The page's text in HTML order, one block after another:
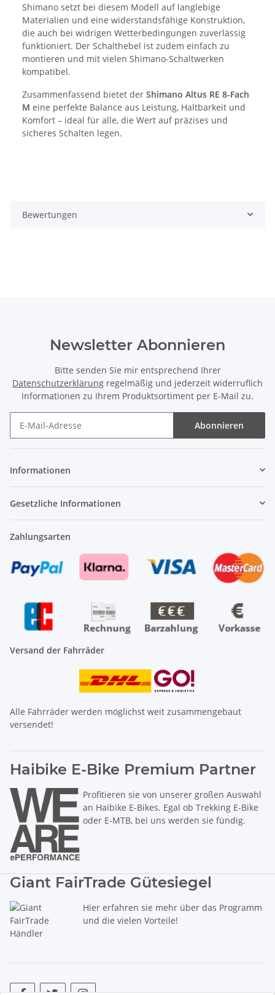
Shimano setzt bei diesem Modell auf langlebige
Materialien und eine widerstandsfähige Konstruktion,
die auch bei widrigen Wetterbedingungen zuverlässig
funktioniert. Der Schalthebel ist zudem einfach zu
montieren und mit vielen Shimano-Schaltwerken
kompatibel.
Zusammenfassend bietet der Shimano Altus RE 8-Fach
M eine perfekte Balance aus Leistung, Haltbarkeit und
Komfort – ideal für alle, die Wert auf präzises und
sicheres Schalten legen.
Bewertungen
Newsletter Abonnieren
Bitte senden Sie mir entsprechend Ihrer
Datenschutzerklärung regelmäßig und jederzeit widerruflich
Informationen zu Ihrem Produktsortiment per E-Mail zu.
Abonnieren
Informationen
Gesetzliche Informationen
Zahlungsarten
Versand der Fahrräder
Alle Fahrräder werden möglichst weit zusammengebaut
versendet!
Haibike E-Bike Premium Partner
Profitieren sie von unserer großen Auswahl
an Haibike E-Bikes. Egal ob Trekking E-Bike
oder E-MTB, bei uns werden sie fündig.
Giant FairTrade Gütesiegel
Hier erfahren sie mehr über das Programm
und die vielen Vorteile!